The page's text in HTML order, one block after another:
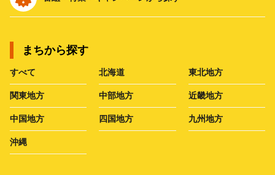
まちから探す
すべて 北海道 東北地方
関東地方 中部地方 近畿地方
中国地方 四国地方 九州地方
沖縄